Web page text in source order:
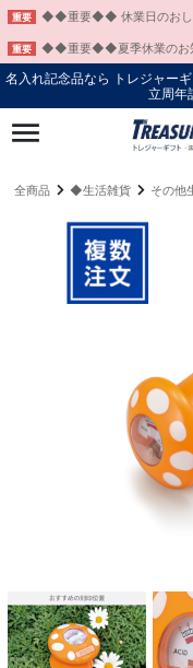
重要 ◆◆重要◆◆ 休業日のおし
重要
◆◆重要◆◆夏季休業のお知
名入れ記念品なら トレジャー
立周年
全商品 ◆生活雑貨 その他